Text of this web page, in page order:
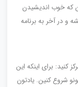
که خوب اندیشیدن
و در آخر به برنامه
کنید: برای اینکه این
شروع کنین. یادتون